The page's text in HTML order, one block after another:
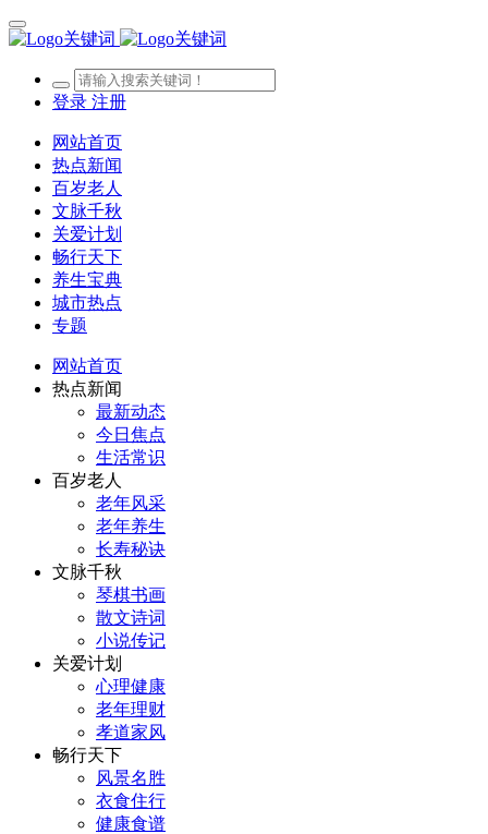
登录 注册
网站首页
热点新闻
百岁老人
文脉千秋
关爱计划
畅行天下
养生宝典
城市热点
专题
网站首页
热点新闻
最新动态
今日焦点
生活常识
百岁老人
老年风采
老年养生
长寿秘诀
文脉千秋
琴棋书画
散文诗词
小说传记
关爱计划
心理健康
老年理财
孝道家风
畅行天下
风景名胜
衣食住行
健康食谱